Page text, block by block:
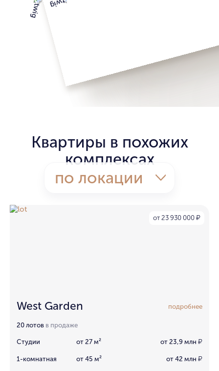
Квартиры в похожих
комплексах
по локации
от 23 930 000 ₽
West Garden подробнее
20 лотов в продаже
Студии от 27 м² от 23,9 млн ₽
1-комнатная от 45 м² от 42 млн ₽